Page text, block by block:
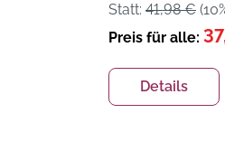
Statt: 41,98 €
Preis für alle:
Details